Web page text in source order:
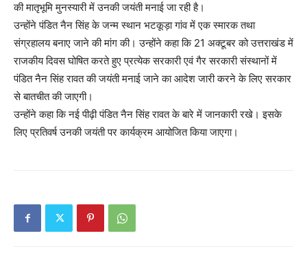
की मातृभूमि मुनस्यारी में उनकी जयंती मनाई जा रही है।
उन्होंने पंडित नैन सिंह के जन्म स्थान भटकूड़ा गांव में एक स्मारक तथा
संग्रहालय बनाए जाने की मांग की। उन्होंने कहा कि 21 अक्टूबर को उत्तराखंड में
राजकीय दिवस घोषित करते हुए प्रत्येक सरकारी एवं गैर सरकारी संस्थानों में
पंडित नैन सिंह रावत की जयंती मनाई जाने का आदेश जारी करने के लिए सरकार
से बातचीत की जाएगी।
उन्होंने कहा कि नई पीढ़ी पंडित नैन सिंह रावत के बारे में जानकारी रखे। इसके
लिए प्रतिवर्ष उनकी जयंती पर कार्यक्रम आयोजित किया जाएगा।